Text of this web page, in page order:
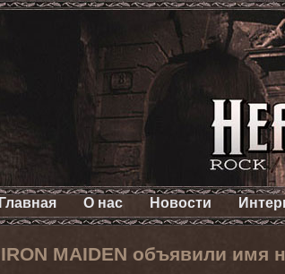
Главная О нас Новости
IRON MAIDEN объявили имя